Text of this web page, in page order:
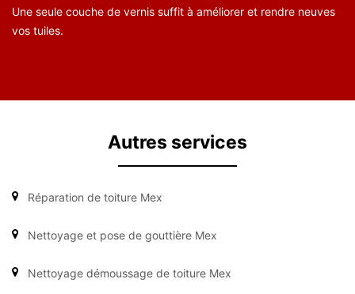
Une seule couche de vernis suffit à améliorer et rendre neuves
vos tuiles.
Autres services
Réparation de toiture Mex
Nettoyage et pose de gouttière Mex
Nettoyage démoussage de toiture Mex